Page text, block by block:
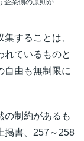
企業側の原則が
することは、
れているものと
自由も無制限に
の制約があるも
掲書、257～258